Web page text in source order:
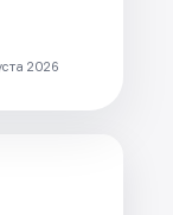
2026